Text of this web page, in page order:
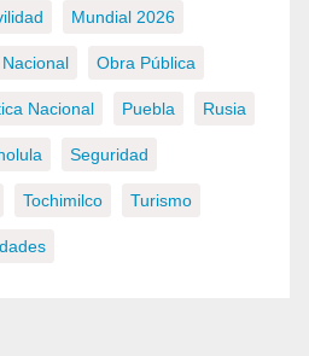
Mundial 2026
Nacional Obra Pública
Nacional Puebla Rusia
Seguridad
Tochimilco Turismo